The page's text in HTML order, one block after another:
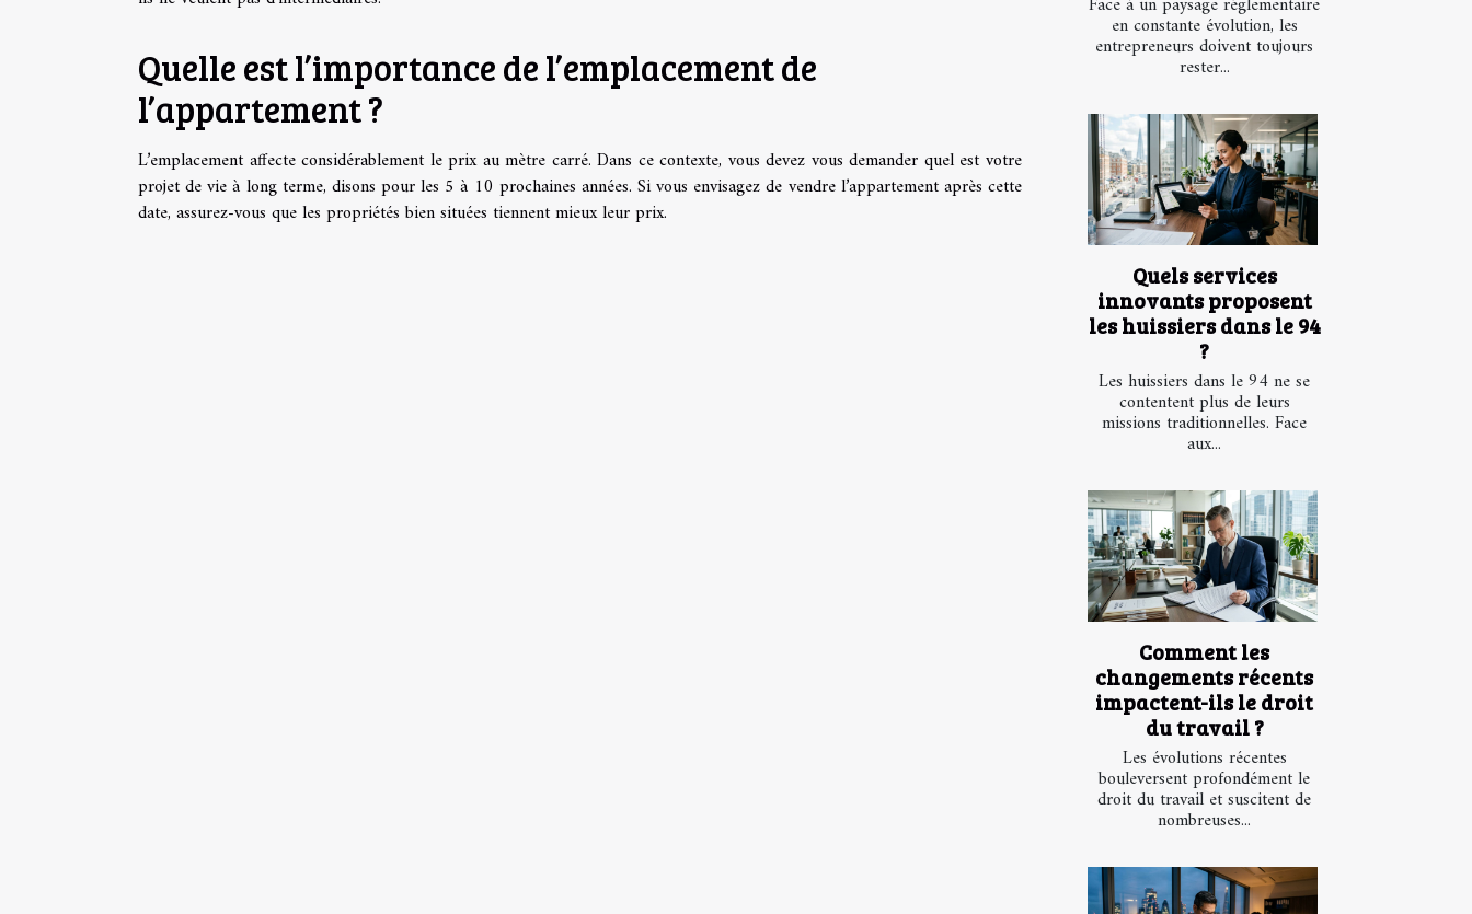
Quelle est l’importance de l’emplacement de
l’appartement ?
L’emplacement affecte considérablement le prix au mètre carré. Dans ce contexte, vous devez vous demander quel est votre
projet de vie à long terme, disons pour les 5 à 10 prochaines années. Si vous envisagez de vendre l’appartement après cette
date, assurez-vous que les propriétés bien situées tiennent mieux leur prix.
en constante évolution, les
entrepreneurs doivent toujours
rester...
Quels services
innovants proposent
les huissiers dans le 94
?
Les huissiers dans le 94 ne se
contentent plus de leurs
missions traditionnelles. Face
aux...
Comment les
changements récents
impactent-ils le droit
du travail ?
Les évolutions récentes
bouleversent profondément le
droit du travail et suscitent de
nombreuses...